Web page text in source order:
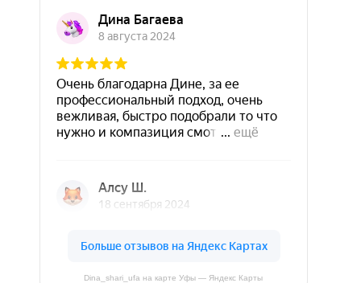
Dina_shari_ufa на карте Уфы — Яндекс Карты